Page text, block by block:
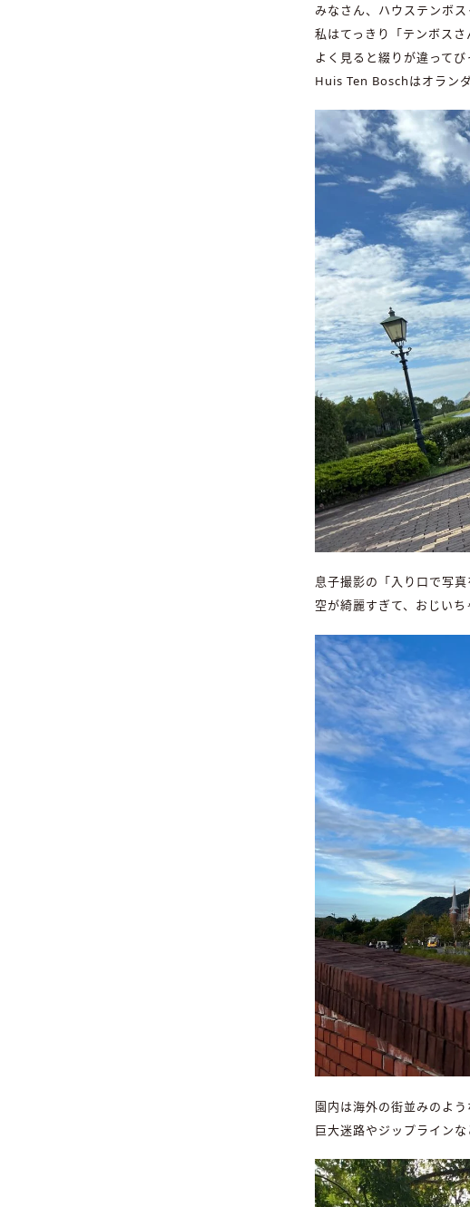
みなさん、ハウステンボ
私はてっきり「テンボスさ
よく見ると綴りが違ってび
Huis Ten Boschはオラン
息子撮影の「入り口で写真
空が綺麗すぎて、おじい
園内は海外の街並みのよ
巨大迷路やジップライン